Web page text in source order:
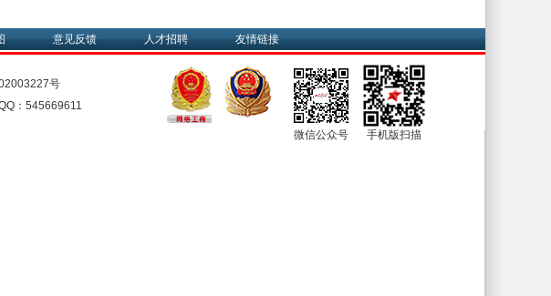
意见反馈 人才招聘 友情链接
号
：545669611
微信公众号 手机版扫描